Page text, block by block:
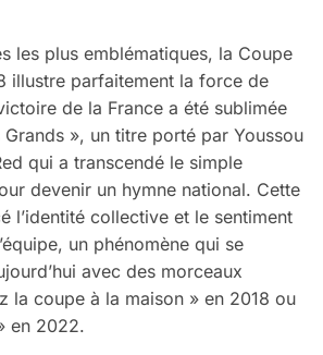
les plus emblématiques, la Coupe
illustre parfaitement la force de
de la France a été sublimée
», un titre porté par Youssou
qui a transcendé le simple
devenir un hymne national. Cette
l’identité collective et le sentiment
un phénomène qui se
avec des morceaux
la coupe à la maison » en 2018 ou
en 2022.